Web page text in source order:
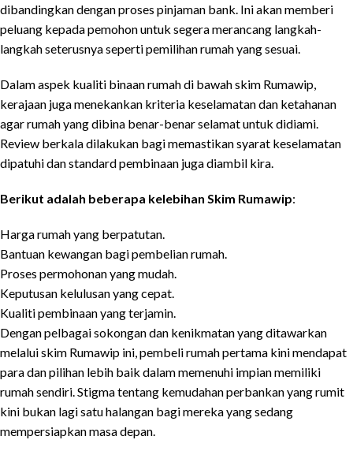
dibandingkan dengan proses pinjaman bank. Ini akan memberi
peluang kepada pemohon untuk segera merancang langkah-
langkah seterusnya seperti pemilihan rumah yang sesuai.
Dalam aspek kualiti binaan rumah di bawah skim Rumawip,
kerajaan juga menekankan kriteria keselamatan dan ketahanan
agar rumah yang dibina benar-benar selamat untuk didiami.
Review berkala dilakukan bagi memastikan syarat keselamatan
dipatuhi dan standard pembinaan juga diambil kira.
Berikut adalah beberapa kelebihan Skim Rumawip:
Harga rumah yang berpatutan.
Bantuan kewangan bagi pembelian rumah.
Proses permohonan yang mudah.
Keputusan kelulusan yang cepat.
Kualiti pembinaan yang terjamin.
Dengan pelbagai sokongan dan kenikmatan yang ditawarkan
melalui skim Rumawip ini, pembeli rumah pertama kini mendapat
para dan pilihan lebih baik dalam memenuhi impian memiliki
rumah sendiri. Stigma tentang kemudahan perbankan yang rumit
kini bukan lagi satu halangan bagi mereka yang sedang
mempersiapkan masa depan.